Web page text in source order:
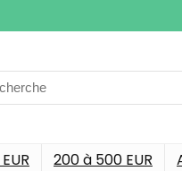
200 à 500 EUR